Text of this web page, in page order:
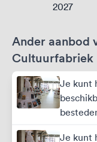
2027
Ander aanbod
Cultuurfabriek
Je kunt
Je kunt